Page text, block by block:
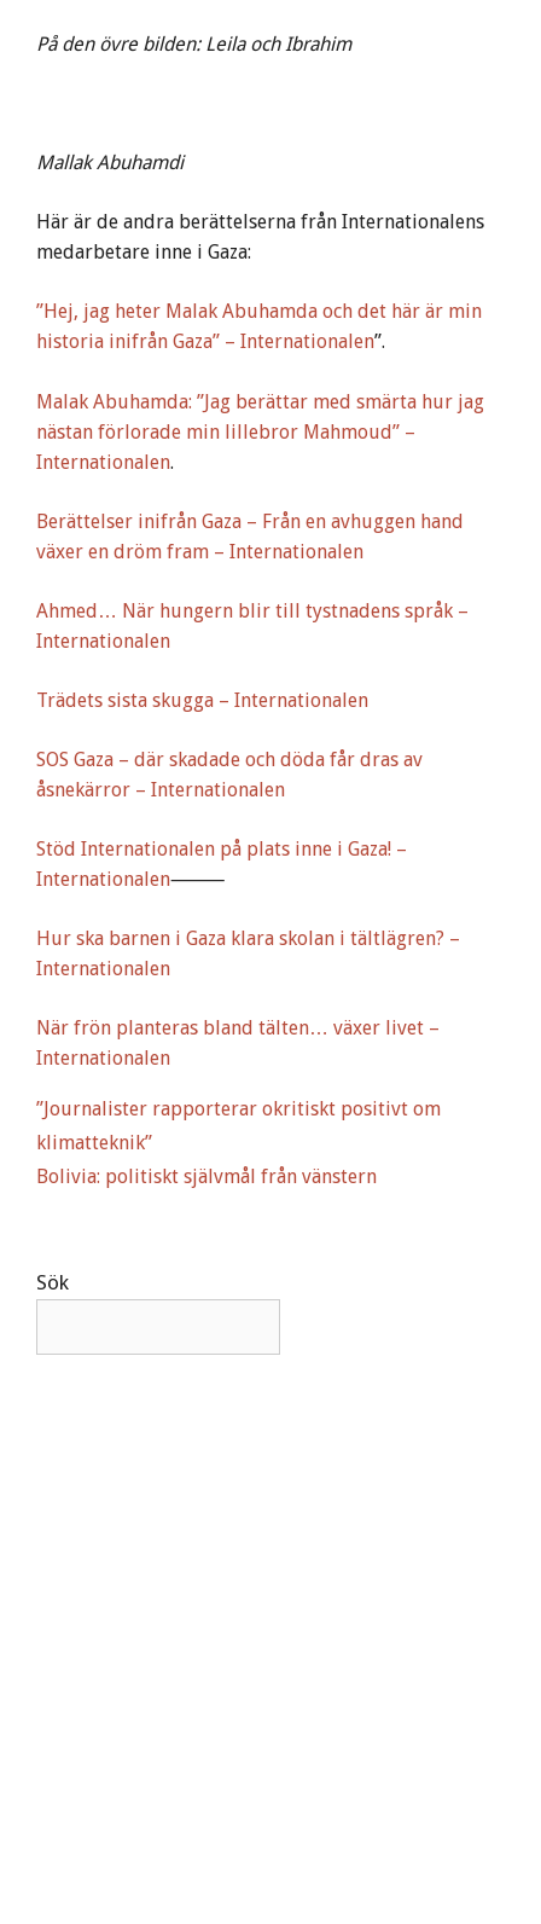
På den övre bilden: Leila och Ibrahim
Mallak Abuhamdi
Här är de andra berättelserna från Internationalens
medarbetare inne i Gaza:
”Hej, jag heter Malak Abuhamda och det här är min
historia inifrån Gaza” – Internationalen”.
Malak Abuhamda: ”Jag berättar med smärta hur jag
nästan förlorade min lillebror Mahmoud” –
Internationalen.
Berättelser inifrån Gaza – Från en avhuggen hand
växer en dröm fram – Internationalen
Ahmed… När hungern blir till tystnadens språk –
Internationalen
Trädets sista skugga – Internationalen
SOS Gaza – där skadade och döda får dras av
åsnekärror – Internationalen
Stöd Internationalen på plats inne i Gaza! –
Internationalen⸻
Hur ska barnen i Gaza klara skolan i tältlägren? –
Internationalen
När frön planteras bland tälten… växer livet –
Internationalen
”Journalister rapporterar okritiskt positivt om
klimatteknik”
Bolivia: politiskt självmål från vänstern
Sök